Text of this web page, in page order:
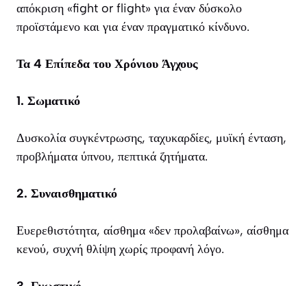
απόκριση «fight or flight» για έναν δύσκολο
προϊστάμενο και για έναν πραγματικό κίνδυνο.
Τα 4 Επίπεδα του Χρόνιου Άγχους
1. Σωματικό
Δυσκολία συγκέντρωσης, ταχυκαρδίες, μυϊκή ένταση,
προβλήματα ύπνου, πεπτικά ζητήματα.
2. Συναισθηματικό
Ευερεθιστότητα, αίσθημα «δεν προλαβαίνω», αίσθημα
κενού, συχνή θλίψη χωρίς προφανή λόγο.